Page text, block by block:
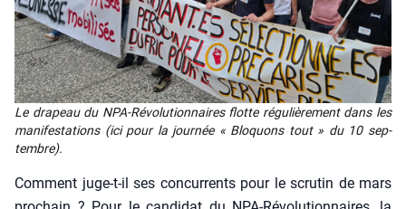
Le dra­peau du NPA-Révo­lu­tion­naires flotte régu­liè­re­ment dans les
mani­fes­ta­tions (ici pour la jour­née « Blo­quons tout » du 10 sep­
tembre).
Com­ment juge-t-il ses concur­rents pour le scru­tin de mars